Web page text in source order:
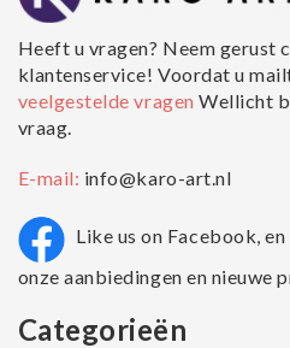
Heeft u vragen? Neem gerust
klantenservice! Voordat u
veelgestelde vragenWellicht
vraag.
E-mail: info@karo-art.nl
Like us on Facebook,
onze aanbiedingen en nieuwe
Categorieën